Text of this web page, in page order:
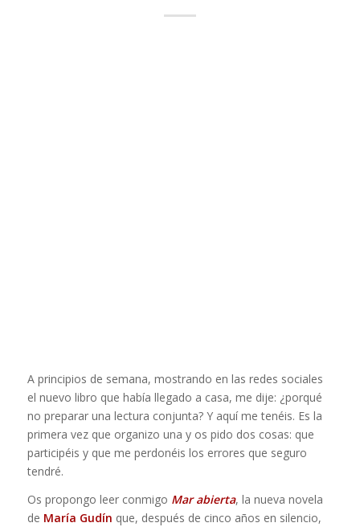
A principios de semana, mostrando en las redes sociales
el nuevo libro que había llegado a casa, me dije: ¿porqué
no preparar una lectura conjunta? Y aquí me tenéis. Es la
primera vez que organizo una y os pido dos cosas: que
participéis y que me perdonéis los errores que seguro
tendré.
Os propongo leer conmigo Mar abierta, la nueva novela
de María Gudín que, después de cinco años en silencio,